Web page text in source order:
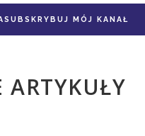
Niedoskonali TOM II
MÓJ KANAŁ
ARTYKUŁY